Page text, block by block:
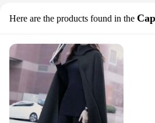
Here are the products found in the